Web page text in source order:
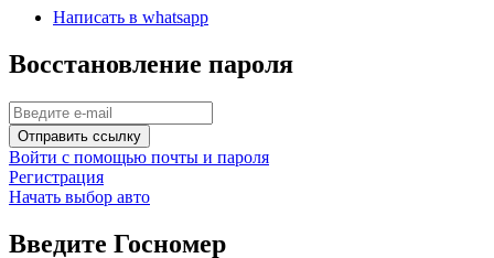
Написать в whatsapp
Восстановление пароля
Отправить ссылку
Войти с помощью почты и пароля
Регистрация
Начать выбор авто
Введите Госномер